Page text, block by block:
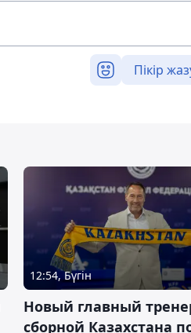
Пікір
12:54, Бүгін
Новый главный
сборной Казахстана